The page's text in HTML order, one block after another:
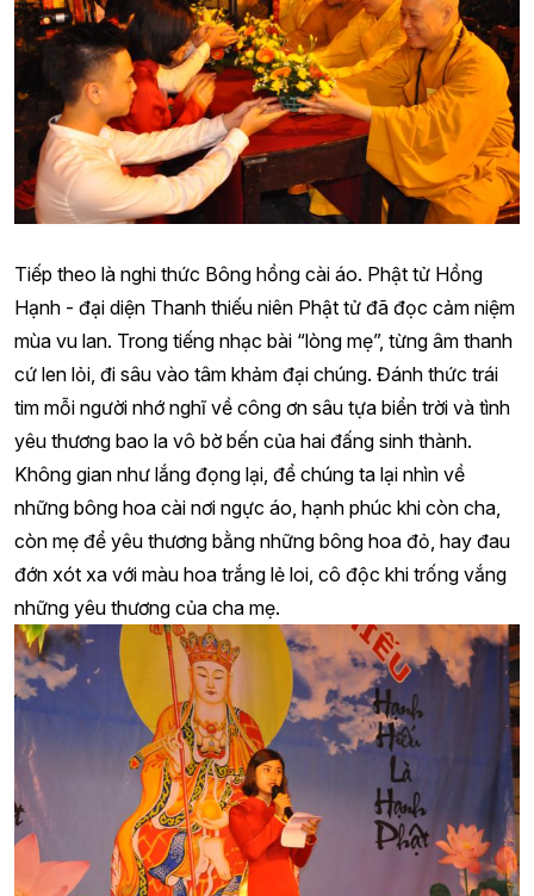
Tiếp theo là nghi thức Bông hồng cài áo. Phật tử Hồng
Hạnh - đại diện Thanh thiếu niên Phật tử đã đọc cảm niệm
mùa vu lan. Trong tiếng nhạc bài “lòng mẹ”, từng âm thanh
cứ len lỏi, đi sâu vào tâm khảm đại chúng. Đánh thức trái
tim mỗi người nhớ nghĩ về công ơn sâu tựa biển trời và tình
yêu thương bao la vô bờ bến của hai đấng sinh thành.
Không gian như lắng đọng lại, để chúng ta lại nhìn về
những bông hoa cài nơi ngực áo, hạnh phúc khi còn cha,
còn mẹ để yêu thương bằng những bông hoa đỏ, hay đau
đớn xót xa với màu hoa trắng lẻ loi, cô độc khi trống vắng
những yêu thương của cha mẹ.